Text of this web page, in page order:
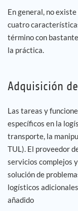
En general, no
cuatro
término con
la práctica.
Adquisición
Las tareas y
específicos en la
transporte, la
TUL). El proveedor
servicios complejos
solución de
logísticos
añadido